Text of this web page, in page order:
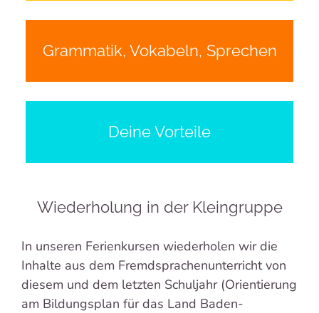
Interaktive Methoden
Motivierende Aktivitäten
Grammatik, Vokabeln, Sprechen
Grammatik verstehen
Vokabeln festigen
Freies Sprechen und Präsentieren
Deine Vorteile
Qualifizierte Kursleiter
Wiederholung in der Kleingruppe
In unseren Ferienkursen wiederholen wir die
Inhalte aus dem Fremdsprachenunterricht von
diesem und dem letzten Schuljahr (Orientierung
am Bildungsplan für das Land Baden-